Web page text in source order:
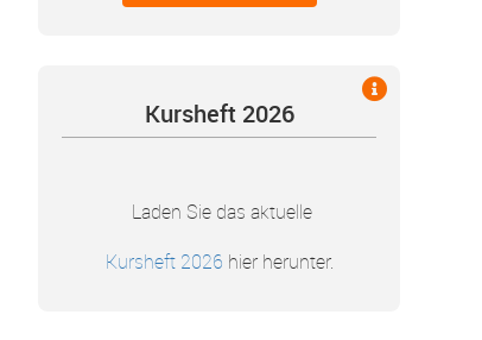
Kursheft 2026
Laden Sie das aktuelle
Kursheft 2026 hier herunter.